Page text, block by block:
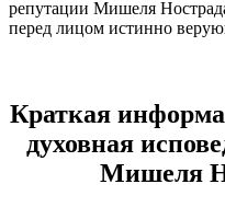
репутации Мишеля
перед лицом истинно
Краткая
духовная
Мишеля